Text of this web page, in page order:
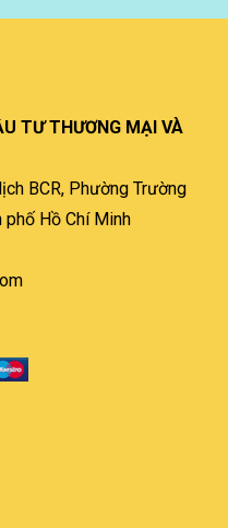
TƯ THƯƠNG MẠI VÀ
BCR, Phường Trường
phố Hồ Chí Minh